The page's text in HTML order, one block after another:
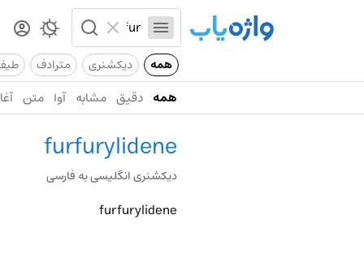
همه دیکشنری مترادف
همه دقیق مشابه آوا متن
furfurylidene
دیکشنری انگلیسی به فارسی
furfurylidene